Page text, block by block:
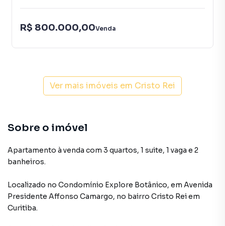
R$ 800.000,00Venda
Ver mais imóveis em Cristo Rei
Sobre o imóvel
Apartamento à venda com 3 quartos, 1 suite, 1 vaga e 2
banheiros.
Localizado no Condomínio Explore Botânico, em Avenida
Presidente Affonso Camargo, no bairro Cristo Reiem
Curitiba.